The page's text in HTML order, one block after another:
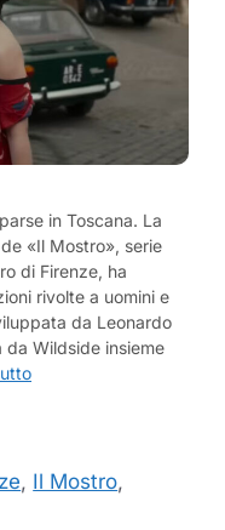
in Toscana. La
«Il Mostro», serie
di Firenze, ha
rivolte a uomini e
da Leonardo
da Wildside insieme
, Il Mostro,